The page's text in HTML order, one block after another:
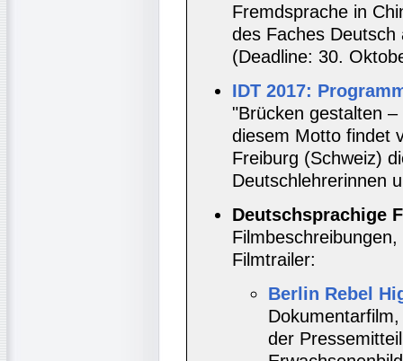
Fremdsprache in
des Faches Deutsch
(Deadline: 30.
IDT 2017:
"Brücken gestalten
diesem Motto findet
Freiburg (Schweiz)
Deutschlehrerinnen
Deutschsprachige
Filmtrailer:
Berlin Rebel
der